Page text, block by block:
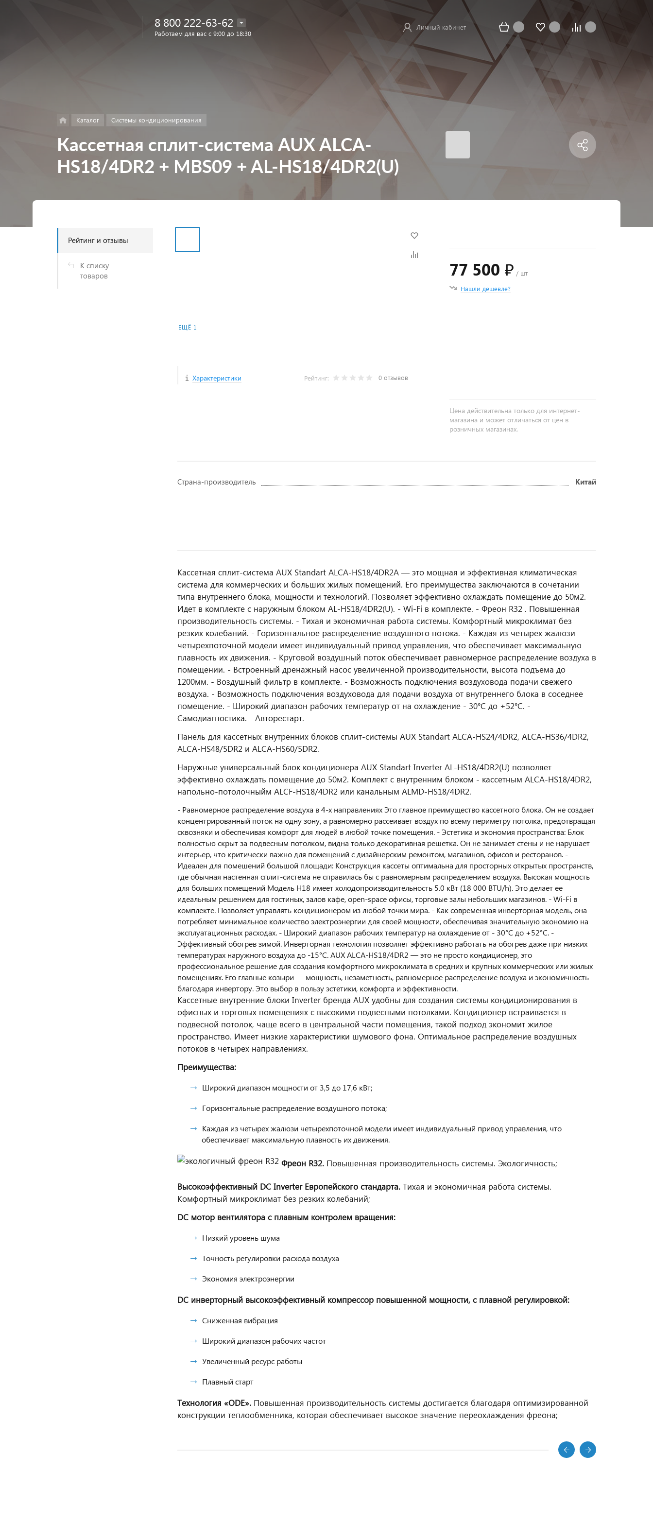
8 800 222-63-62
Работаем для вас с 9:00 до 18:30
Личный кабинет
Каталог Системы кондиционирования
Кассетная сплит-система AUX ALCA-
HS18/4DR2 + MBS09 + AL-HS18/4DR2(U)
Рейтинг и отзывы
К списку
товаров
ЕЩЁ 1
Характеристики Рейтинг: 0 отзывов
77 500 ₽ / шт
Нашли дешевле?
Цена действительна только для интернет-
магазина и может отличаться от цен в
розничных магазинах.
Страна-производитель Китай
Кассетная сплит-система AUX Standart ALCA-HS18/4DR2A — это мощная и эффективная климатическая
система для коммерческих и больших жилых помещений. Его преимущества заключаются в сочетании
типа внутреннего блока, мощности и технологий. Позволяет эффективно охлаждать помещение до 50м2.
Идет в комплекте с наружным блоком AL-HS18/4DR2(U). - Wi-Fi в комплекте. - Фреон R32 . Повышенная
производительность системы. - Тихая и экономичная работа системы. Комфортный микроклимат без
резких колебаний. - Горизонтальное распределение воздушного потока. - Каждая из четырех жалюзи
четырехпоточной модели имеет индивидуальный привод управления, что обеспечивает максимальную
плавность их движения. - Круговой воздушный поток обеспечивает равномерное распределение воздуха в
помещении. - Встроенный дренажный насос увеличенной производительности, высота подъема до
1200мм. - Воздушный фильтр в комплекте. - Возможность подключения воздуховода подачи свежего
воздуха. - Bозможность подключения воздуховода для подачи воздуха от внутреннего блока в соседнее
помещение. - Широкий диапазон рабочих температур от на охлаждение - 30°С до +52°С. -
Самодиагностика. - Авторестарт.
Панель для кассетных внутренних блоков сплит-системы AUX Standart ALCA-HS24/4DR2, ALCA-HS36/4DR2,
ALCA-HS48/5DR2 и ALCA-HS60/5DR2.
Наружные универсальный блок кондиционера AUX Standart Inverter AL-HS18/4DR2(U) позволяет
эффективно охлаждать помещение до 50м2. Комплект с внутренним блоком - кассетным ALCA-HS18/4DR2,
напольно-потолочныйм ALCF-HS18/4DR2 или канальным ALMD-HS18/4DR2.
- Равномерное распределение воздуха в 4-х направлениях Это главное преимущество кассетного блока. Он не создает
концентрированный поток на одну зону, а равномерно рассеивает воздух по всему периметру потолка, предотвращая
сквозняки и обеспечивая комфорт для людей в любой точке помещения. - Эстетика и экономия пространства: Блок
полностью скрыт за подвесным потолком, видна только декоративная решетка. Он не занимает стены и не нарушает
интерьер, что критически важно для помещений с дизайнерским ремонтом, магазинов, офисов и ресторанов. -
Идеален для помешений большой площади: Конструкция кассеты оптимальна для просторных открытых пространств,
где обычная настенная сплит-система не справилась бы с равномерным распределением воздуха. Высокая мощность
для больших помещений Модель H18 имеет холодопроизводительность 5.0 кВт (18 000 BTU/h). Это делает ее
идеальным решением для гостиных, залов кафе, open-space офисы, торговые залы небольших магазинов. - Wi-Fi в
комплекте. Позволяет управлять кондиционером из любой точки мира. - Как современная инверторная модель, она
потребляет минимальное количество электроэнергии для своей мощности, обеспечивая значительную экономию на
эксплуатационных расходах. - Широкий диапазон рабочих температур на охлаждение от - 30°С до +52°С. -
Эффективный обогрев зимой. Инверторная технология позволяет эффективно работать на обогрев даже при низких
температурах наружного воздуха до -15°C. AUX ALCA-HS18/4DR2 — это не просто кондиционер, это
профессиональное решение для создания комфортного микроклимата в средних и крупных коммерческих или жилых
помещениях. Его главные козыри — мощность, незаметность, равномерное распределение воздуха и экономичность
благодаря инвертору. Это выбор в пользу эстетики, комфорта и эффективности.
Кассетные внутренние блоки Inverter бренда AUX удобны для создания системы кондиционирования в
офисных и торговых помещениях с высокими подвесными потолками. Кондиционер встраивается в
подвесной потолок, чаще всего в центральной части помещения, такой подход экономит жилое
пространство. Имеет низкие характеристики шумового фона. Оптимальное распределение воздушных
потоков в четырех направлениях.
Преимущества:
Широкий диапазон мощности от 3,5 до 17,6 кВт;
Горизонтальные распределение воздушного потока;
Каждая из четырех жалюзи четырехпоточной модели имеет индивидуальный привод управления, что
обеспечивает максимальную плавность их движения.
Фреон R32. Повышенная производительность системы. Экологичность;
Высокоэффективный DC Inverter Европейского стандарта. Тихая и экономичная работа системы.
Комфортный микроклимат без резких колебаний;
DC мотор вентилятора с плавным контролем вращения:
Низкий уровень шума
Точность регулировки расхода воздуха
Экономия электроэнергии
DC инверторный высокоэффективный компрессор повышенной мощности, с плавной регулировкой:
Сниженная вибрация
Широкий диапазон рабочих частот
Увеличенный ресурс работы
Плавный старт
Технология «ODE». Повышенная производительность системы достигается благодаря оптимизированной
конструкции теплообменника, которая обеспечивает высокое значение переохлаждения фреона;